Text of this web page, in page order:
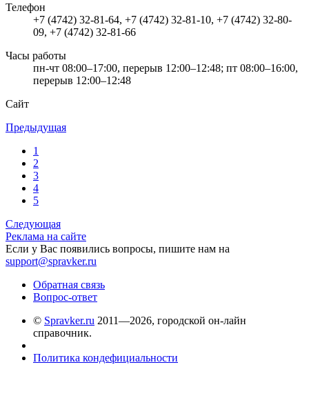
Телефон
+7 (4742) 32-81-64, +7 (4742) 32-81-10, +7 (4742) 32-80-
09, +7 (4742) 32-81-66
Часы работы
пн-чт 08:00–17:00, перерыв 12:00–12:48; пт 08:00–16:00,
перерыв 12:00–12:48
Сайт
Предыдущая
1
2
3
4
5
Следующая
Реклама на сайте
Если у Вас появились вопросы, пишите нам на
support@spravker.ru
Обратная связь
Вопрос-ответ
© Spravker.ru 2011—2026, городской он-лайн
справочник.
Политика кондефициальности